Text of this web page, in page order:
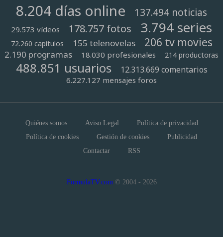
8.204 días online 137.494 noticias
29.573 vídeos 178.757 fotos 3.794 series
72.260 capítulos 155 telenovelas 206 tv movies
2.190 programas 18.030 profesionales 214 productoras
488.851 usuarios 12.313.669 comentarios
6.227.127 mensajes foros
Quiénes somos Aviso Legal
Política de privacidad
Política de cookies
Gestión de cookies
Publicidad
Contactar
RSS
FormulaTV.com © 2004 - 2026